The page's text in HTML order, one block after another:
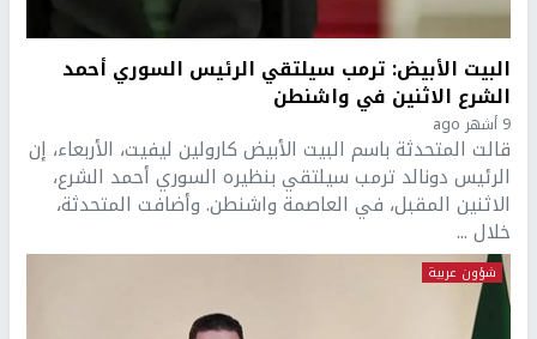
البيت الأبيض: ترمب سيلتقي الرئيس السوري أحمد
الشرع الاثنين في واشنطن
9 أشهر ago
قالت المتحدثة باسم البيت الأبيض كارولين ليفيت، الأربعاء، إن
الرئيس دونالد ترمب سيلتقي بنظيره السوري أحمد الشرع،
الاثنين المقبل، في العاصمة واشنطن. وأضافت المتحدثة،
خلال ...
شؤون عربية